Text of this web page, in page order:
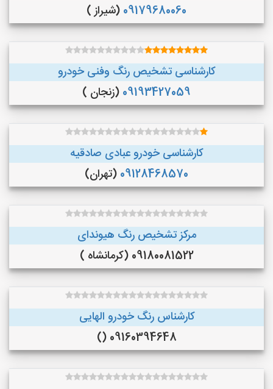
09179680060 (شیراز )
کارشناسی تشخیص رنگ وفنی خودرو
09193427059 (زنجان )
کارشناسی خودرو عبادی صادقیه
09128468570 (تهران)
مرکز تشخیص رنگ هیوندای
09180081522 (کرمانشاه )
کارشناس رنگ خودرو الهایی
09160394648 ()